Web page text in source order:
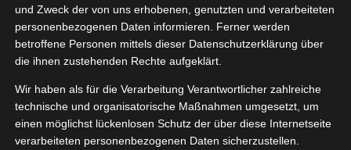
und Zweck der von uns erhobenen, genutzten und verarbeiteten
personenbezogenen Daten informieren. Ferner werden
betroffene Personen mittels dieser Datenschutzerklärung über
die ihnen zustehenden Rechte aufgeklärt.
Wir haben als für die Verarbeitung Verantwortlicher zahlreiche
technische und organisatorische Maßnahmen umgesetzt, um
einen möglichst lückenlosen Schutz der über diese Internetseite
verarbeiteten personenbezogenen Daten sicherzustellen.